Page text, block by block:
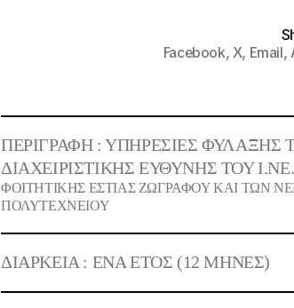
Facebook,X, Email,
ΠΕΡΙΓΡΑΦΗ :ΥΠΗΡΕΣΙΕΣ ΦΥΛΑΞΗΣ
ΔΙΑΧΕΙΡΙΣΤΙΚΗΣ ΕΥΘΥΝΗΣ ΤΟΥ
ΦΟΙΤΗΤΙΚΗΣ ΕΣΤΙΑΣ ΖΩΓΡΑΦΟΥ ΚΑΙ ΤΩΝ
ΠΟΛΥΤΕΧΝΕΙΟΥ
ΔΙΑΡΚΕΙΑ : ΕΝΑ ΕΤΟΣ (12 ΜΗΝΕΣ)